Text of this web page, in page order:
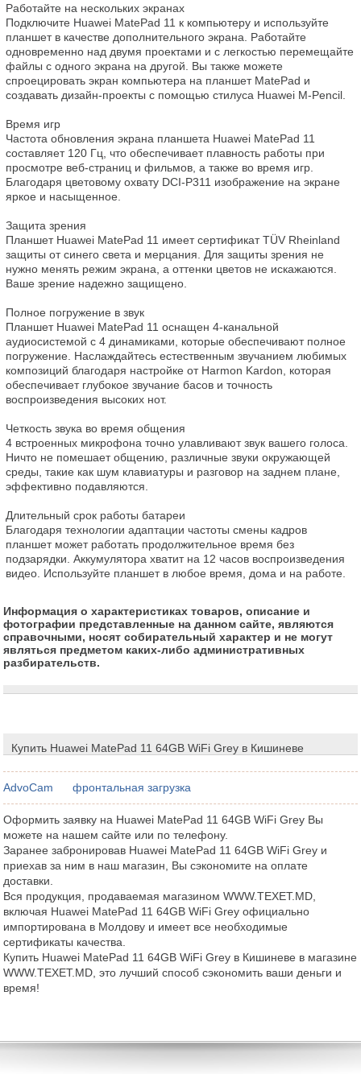
Работайте на нескольких экранах
Подключите Huawei MatePad 11 к компьютеру и используйте
планшет в качестве дополнительного экрана. Работайте
одновременно над двумя проектами и с легкостью перемещайте
файлы с одного экрана на другой. Вы также можете
спроецировать экран компьютера на планшет MatePad и
создавать дизайн-проекты с помощью стилуса Huawei M-Pencil.
Время игр
Частота обновления экрана планшета Huawei MatePad 11
составляет 120 Гц, что обеспечивает плавность работы при
просмотре веб-страниц и фильмов, а также во время игр.
Благодаря цветовому охвату DCI-P311 изображение на экране
яркое и насыщенное.
Защита зрения
Планшет Huawei MatePad 11 имеет сертификат TÜV Rheinland
защиты от синего света и мерцания. Для защиты зрения не
нужно менять режим экрана, а оттенки цветов не искажаются.
Ваше зрение надежно защищено.
Полное погружение в звук
Планшет Huawei MatePad 11 оснащен 4-канальной
аудиосистемой с 4 динамиками, которые обеспечивают полное
погружение. Наслаждайтесь естественным звучанием любимых
композиций благодаря настройке от Harmon Kardon, которая
обеспечивает глубокое звучание басов и точность
воспроизведения высоких нот.
Четкость звука во время общения
4 встроенных микрофона точно улавливают звук вашего голоса.
Ничто не помешает общению, различные звуки окружающей
среды, такие как шум клавиатуры и разговор на заднем плане,
эффективно подавляются.
Длительный срок работы батареи
Благодаря технологии адаптации частоты смены кадров
планшет может работать продолжительное время без
подзарядки. Аккумулятора хватит на 12 часов воспроизведения
видео. Используйте планшет в любое время, дома и на работе.
Информация о характеристиках товаров, описание и
фотографии представленные на данном сайте, являются
справочными, носят собирательный характер и не могут
являться предметом каких-либо административных
разбирательств.
Купить Huawei MatePad 11 64GB WiFi Grey в Кишиневе
AdvoCam фронтальная загрузка
Оформить заявку на Huawei MatePad 11 64GB WiFi Grey Вы
можете на нашем сайте или по телефону.
Заранее забронировав Huawei MatePad 11 64GB WiFi Grey и
приехав за ним в наш магазин, Вы сэкономите на оплате
доставки.
Вся продукция, продаваемая магазином WWW.TEXET.MD,
включая Huawei MatePad 11 64GB WiFi Grey официально
импортирована в Молдову и имеет все необходимые
сертификаты качества.
Купить Huawei MatePad 11 64GB WiFi Grey в Кишиневе в магазине
WWW.TEXET.MD, это лучший способ сэкономить ваши деньги и
время!